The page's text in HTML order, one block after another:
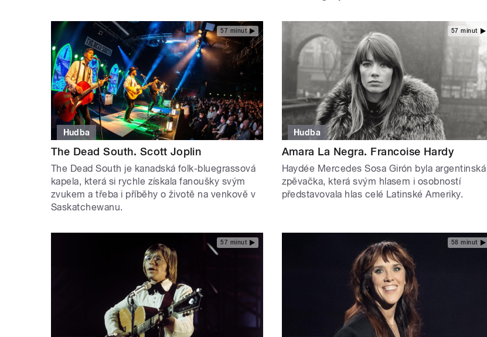
57 minut
Hudba
The Dead South. Scott Joplin
The Dead South je kanadská folk-bluegrassová
kapela, která si rychle získala fanoušky svým
zvukem a třeba i příběhy o životě na venkově v
Saskatchewanu.
57 minut
Hudba
Amara La Negra. Francoise Hardy
Haydée Mercedes Sosa Girón byla argentinská
zpěvačka, která svým hlasem i osobností
představovala hlas celé Latinské Ameriky.
57 minut 58 minut